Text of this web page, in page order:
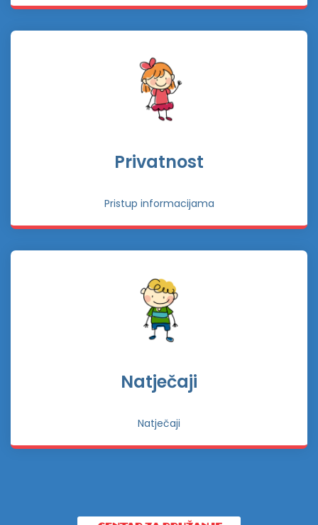
Privatnost
Pristup informacijama
Natječaji
Natječaji